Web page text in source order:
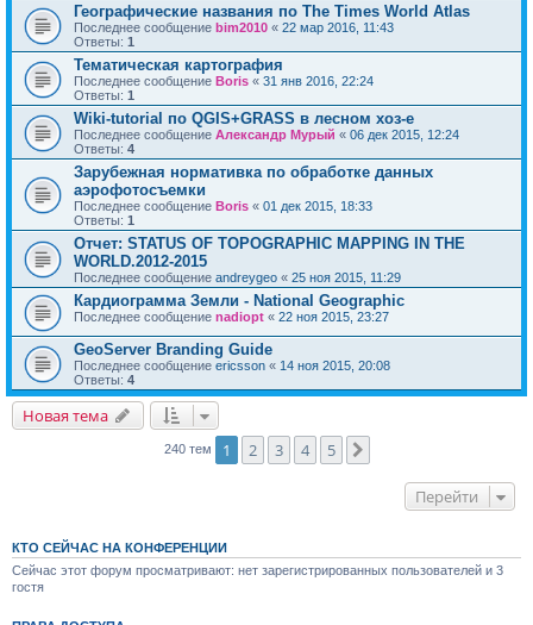
Географические названия по The Times World Atlas
Последнее сообщение bim2010 « 22 мар 2016, 11:43
Ответы: 1
Тематическая картография
Последнее сообщение Boris « 31 янв 2016, 22:24
Ответы: 1
Wiki-tutorial по QGIS+GRASS в лесном хоз-е
Последнее сообщение Александр Мурый « 06 дек 2015, 12:24
Ответы: 4
Зарубежная нормативка по обработке данных
аэрофотосъемки
Последнее сообщение Boris « 01 дек 2015, 18:33
Ответы: 1
Отчет: STATUS OF TOPOGRAPHIC MAPPING IN THE
WORLD.2012-2015
Последнее сообщение andreygeo « 25 ноя 2015, 11:29
Кардиограмма Земли - National Geographic
Последнее сообщение nadiopt « 22 ноя 2015, 23:27
GeoServer Branding Guide
Последнее сообщение ericsson « 14 ноя 2015, 20:08
Ответы: 4
Новая тема
240 тем 1 2 3 4 5
Перейти
КТО СЕЙЧАС НА КОНФЕРЕНЦИИ
Сейчас этот форум просматривают: нет зарегистрированных пользователей и 3
гостя